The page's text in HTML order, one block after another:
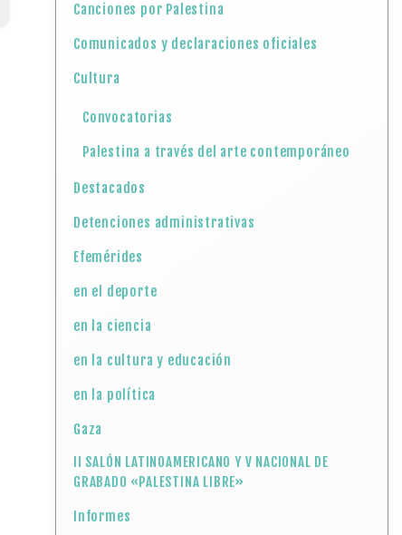
Canciones por Palestina
Comunicados y declaraciones oficiales
Cultura
Convocatorias
Palestina a través del arte contemporáneo
Destacados
Detenciones administrativas
Efemérides
en el deporte
en la ciencia
en la cultura y educación
en la política
Gaza
II SALÓN LATINOAMERICANO Y V NACIONAL DE
GRABADO «PALESTINA LIBRE»
Informes